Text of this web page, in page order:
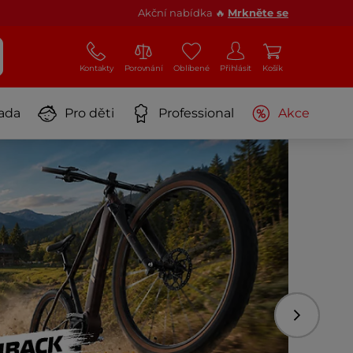
Akční nabídka 🔥 Mrkněte se
Kontakty Porovnání Oblíbené Přihlásit Košík
Pro děti Professional Akce